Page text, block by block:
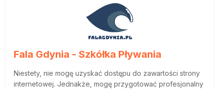
Fala Gdynia - Szkółka Pływania
Niestety, nie mogę uzyskać dostępu do zawartości strony
internetowej. Jednakże, mogę przygotować profesjonalny